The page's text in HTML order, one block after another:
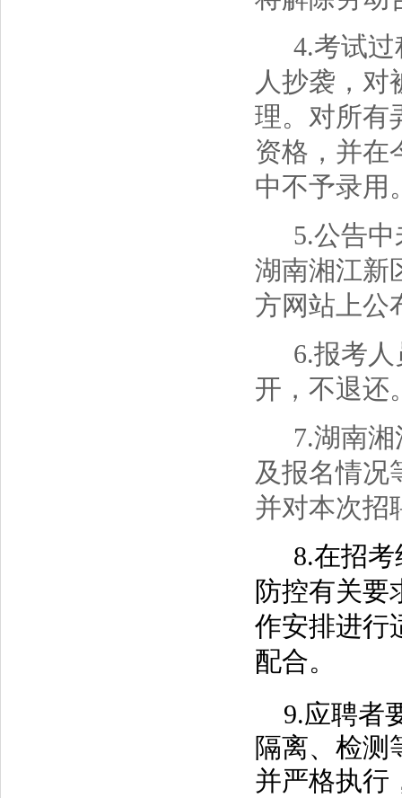
4.考试
人抄袭，对
理。对所有
资格，并在
中不予录用
5.公告
湖南湘江新
方网站上公
6.报考
开，不退还
7.湖南
及报名情况
并对本次招
8.在招
防控有关要
作安排进行
配合。
9.应聘者
隔离、检测
并严格执行